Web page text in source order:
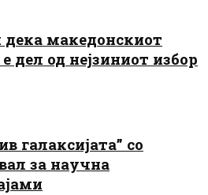
дека македонскиот
е дел од нејзиниот избор
галаксијата” со
за научна